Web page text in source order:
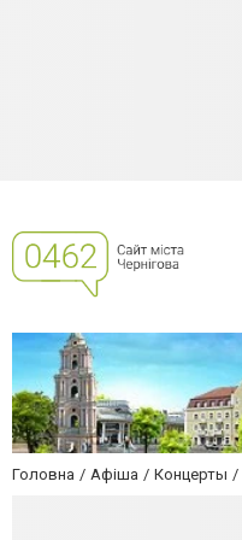
Головна Афіша Концерты